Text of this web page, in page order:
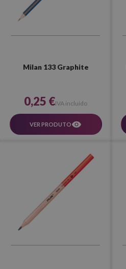
Milan 133 Graphite
0,25 €IVA incluído
VER PRODUTO